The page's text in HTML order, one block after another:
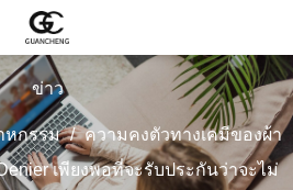
ข่าว
หกรรม / ความคงตัวทางเคมีของผ้า
เพียงพอที่จะรับประกันว่าจะไม่